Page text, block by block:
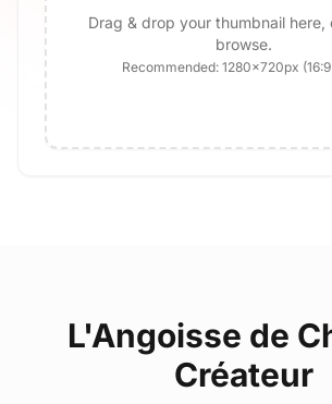
Drag & drop your thumbnail here,
browse.
Recommended: 1280×720px
L'Angoisse de
Créateur